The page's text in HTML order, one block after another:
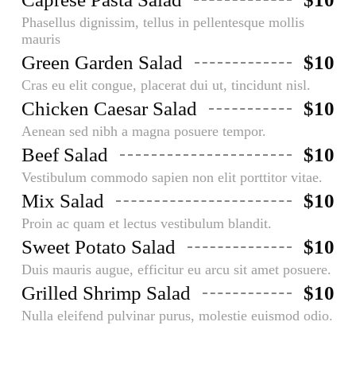
Phasellus dignissim, tellus in pellentesque mollis
mauris
Green Garden Salad $10
Cras eu elit congue, placerat dui ut, tincidunt nisl.
Chicken Caesar Salad $10
Aenean sed nibh a magna posuere tempor.
Beef Salad $10
Vestibulum commodo sapien non elit porttitor vitae.
Mix Salad $10
Proin ac quam et lectus vestibulum blandit.
Sweet Potato Salad $10
Duis mauris augue, efficitur eu arcu sit amet posuere.
Grilled Shrimp Salad $10
Nulla eleifend pulvinar purus, molestie euismod odio.